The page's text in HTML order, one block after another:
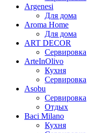
Argenesi
Для дома
Aroma Home
Для дома
ART DECOR
Сервировка
ArteInOlivo
Кухня
Сервировка
Asobu
Сервировка
Отдых
Baci Milano
Кухня